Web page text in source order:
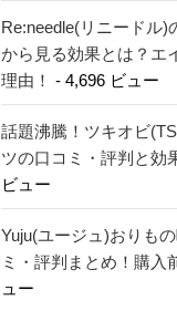
Re:needle(リニードル)
から見る効果とは？エ
理由！ - 4,696 ビュー
話題沸騰！ツキオビ
ツの口コミ・評判と効
ビュー
Yuju(ユージュ)おりも
ミ・評判まとめ！購入
ュー